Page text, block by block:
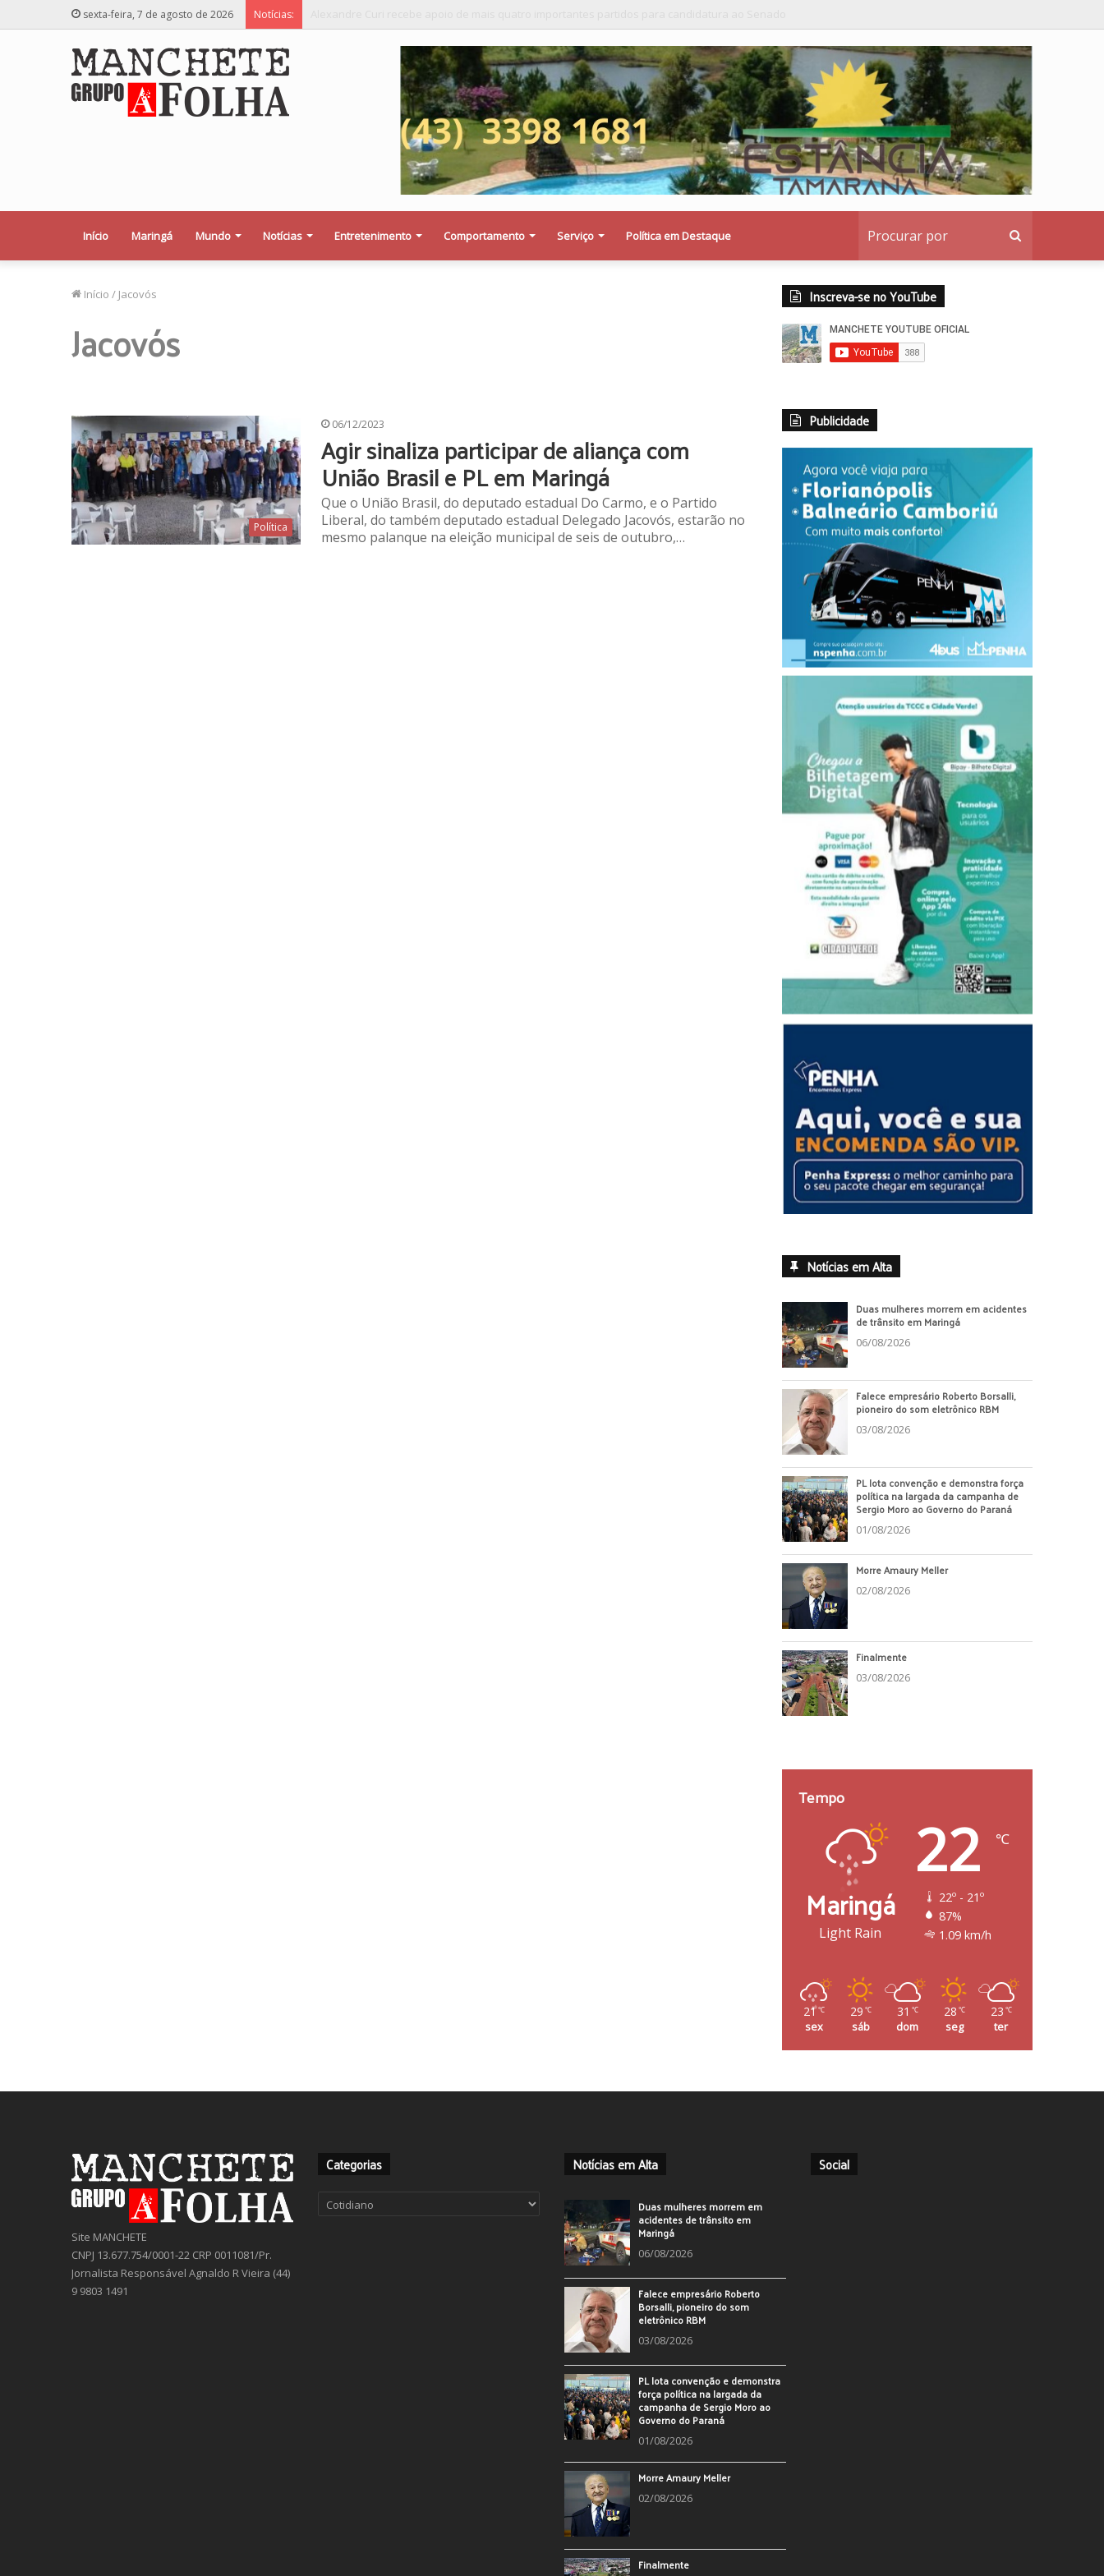
sexta-feira, 7 de agosto de 2026 Notícias:
Início Maringá Mundo Notícias Entretenimento Comportamento Serviço Política em Destaque
Início / Jacovós
Jacovós
Política
06/12/2023
Agir sinaliza participar de aliança com
União Brasil e PL em Maringá
Que o União Brasil, do deputado estadual Do Carmo, e o Partido
Liberal, do também deputado estadual Delegado Jacovós, estarão no
mesmo palanque na eleição municipal de seis de outubro,…
Inscreva-se no YouTube
Publicidade
Notícias em Alta
Duas mulheres morrem em acidentes
de trânsito em Maringá
06/08/2026
Falece empresário Roberto Borsalli,
pioneiro do som eletrônico RBM
03/08/2026
PL lota convenção e demonstra força
política na largada da campanha de
Sergio Moro ao Governo do Paraná
01/08/2026
Morre Amaury Meller
02/08/2026
Finalmente
03/08/2026
Tempo
Maringá
Light Rain
22 ℃
22º - 21º
87%
1.09 km/h
21 ℃
sex
29 ℃
sáb
31 ℃
dom
28 ℃
seg
23 ℃
ter
Site MANCHETE
CNPJ 13.677.754/0001-22 CRP 0011081/Pr.
Jornalista Responsável Agnaldo R Vieira (44)
9 9803 1491
Categorias
Categorias
Notícias em Alta
Duas mulheres morrem em
acidentes de trânsito em
Maringá
06/08/2026
Falece empresário Roberto
Borsalli, pioneiro do som
eletrônico RBM
03/08/2026
PL lota convenção e demonstra
força política na largada da
campanha de Sergio Moro ao
Governo do Paraná
01/08/2026
Morre Amaury Meller
02/08/2026
Finalmente
Social